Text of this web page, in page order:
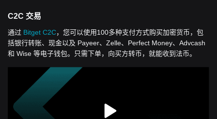
C2C 交易
通过 Bitget C2C，您可以使用100多种支付方式购买加密货币，包
括银行转账、现金以及 Payeer、Zelle、Perfect Money、Advcash
和 Wise 等电子钱包。只需下单，向买方转币，就能收到法币。